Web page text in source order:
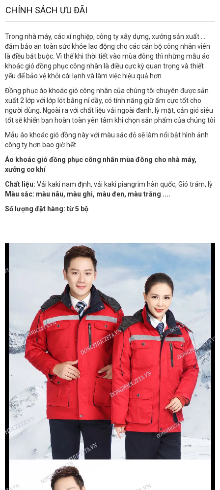
CHÍNH SÁCH ƯU ĐÃI
Trong nhà máy, các xí nghiệp, công ty xây dựng, xưởng sản xuất ...
đảm bảo an toàn sức khỏe lao động cho các cán bộ công nhân viên
là điều bắt buộc. Vì thế khi thời tiết vào mùa đông thì những mẫu áo
khoác gió đồng phục công nhân là điều cực kỳ quan trọng và thiết
yếu để bảo vệ khỏi cái lạnh và làm việc hiệu quả hơn
Đồng phục áo khoác gió công nhân của chúng tôi chuyên được sản
xuất 2 lớp với lớp lót bằng nỉ dầy, có tính năng giữ ấm cực tốt cho
người dùng. Ngoài ra với chất liệu vải ngoài đanh, lỳ mặt, cản gió siêu
tốt sẽ khiến bạn hoàn toàn yên tâm khi chọn sản phẩm của chúng tôi
Mẫu áo khoác gió đồng này với màu sắc đỏ sẽ làm nổi bật hình ảnh
công ty hơn bao giờ hết
Áo khoác gió đồng phục công nhân mùa đông cho nhà máy,
xưởng cơ khí
Chất liệu: Vải kaki nam định, vải kaki piangrim hàn quốc, Gió trám, lỳ
Màu sắc: màu nâu, màu ghi, màu đen, màu trắng ....
Số lượng đặt hàng: từ 5 bộ